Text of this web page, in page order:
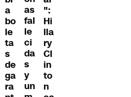
a
bo
le
ta
s
de
ga
ra
as
fal
le
ci
da
s
y
un
":
Hi
lla
ry
Cl
in
to
n